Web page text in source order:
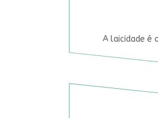
A laicidade é